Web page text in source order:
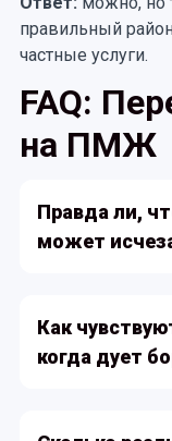
правильный
частные услуги.
FAQ:
на ПМЖ
Правда ли,
может
Многие жители
накопители.
Как
когда дует